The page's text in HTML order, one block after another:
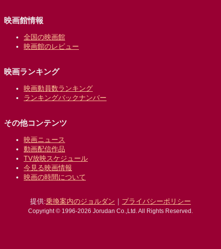
映画館情報
全国の映画館
映画館のレビュー
映画ランキング
映画動員数ランキング
ランキングバックナンバー
その他コンテンツ
映画ニュース
動画配信作品
TV放映スケジュール
今見る映画情報
映画の時間について
提供:乗換案内のジョルダン ｜ プライバシーポリシー
Copyright © 1996-2026 Jorudan Co.,Ltd. All Rights Reserved.